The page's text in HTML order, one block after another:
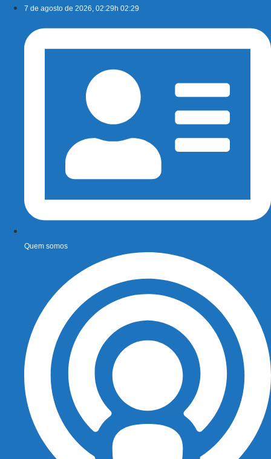
conteúdo
7 de agosto de 2026, 02:29h 02:29
Quem somos